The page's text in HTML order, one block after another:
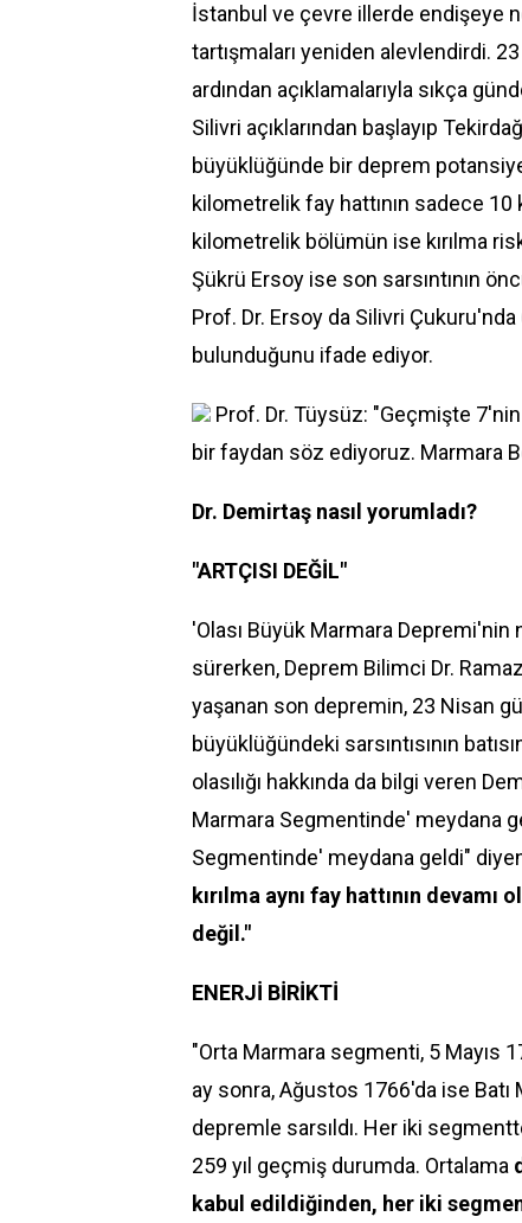
İstanbul ve çevre illerde endişeye
tartışmaları yeniden alevlendirdi.
ardından açıklamalarıyla sıkça
Silivri açıklarından başlayıp
büyüklüğünde bir deprem
kilometrelik fay hattının sadece 10
kilometrelik bölümün ise kırılma
Şükrü Ersoy ise son sarsıntının
Prof. Dr. Ersoy da Silivri
bulunduğunu ifade ediyor.
Prof. Dr. Tüysüz: "Geçmişte
bir faydan söz ediyoruz. Marmara
Dr. Demirtaş nasıl yorumladı?
"ARTÇISI DEĞİL"
'Olası Büyük Marmara Depremi'nin
sürerken, Deprem Bilimci Dr.
yaşanan son depremin, 23 Nisan
büyüklüğündeki sarsıntısının
olasılığı hakkında da bilgi veren
Marmara Segmentinde' meydana
Segmentinde' meydana geldi"
kırılma aynı fay hattının
değil."
ENERJİ BİRİKTİ
"Orta Marmara segmenti, 5 Mayıs
ay sonra, Ağustos 1766'da ise
depremle sarsıldı. Her iki
259 yıl geçmiş durumda. Ortalama
kabul edildiğinden, her iki